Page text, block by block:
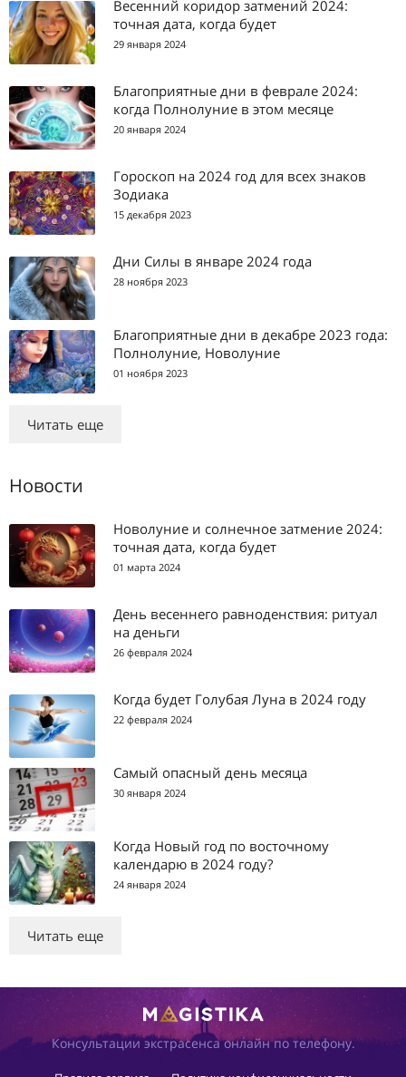
Весенний коридор затмений 2024:
точная дата, когда будет
29 января 2024
Благоприятные дни в феврале 2024:
когда Полнолуние в этом месяце
20 января 2024
Гороскоп на 2024 год для всех знаков
Зодиака
15 декабря 2023
Дни Силы в январе 2024 года
28 ноября 2023
Благоприятные дни в декабре 2023 года:
Полнолуние, Новолуние
01 ноября 2023
Читать еще
Новости
Новолуние и солнечное затмение 2024:
точная дата, когда будет
01 марта 2024
День весеннего равноденствия: ритуал
на деньги
26 февраля 2024
Когда будет Голубая Луна в 2024 году
22 февраля 2024
Самый опасный день месяца
30 января 2024
Когда Новый год по восточному
календарю в 2024 году?
24 января 2024
Читать еще
Консультации экстрасенса онлайн по телефону.